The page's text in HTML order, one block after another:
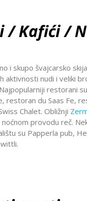
/ Kafići /
i skupo švajcarsko
aktivnosti nudi i veliki
restorani
restoran du Saas Fe,
Chalet. Obližnji
provodu reč.
su Papperla pub,